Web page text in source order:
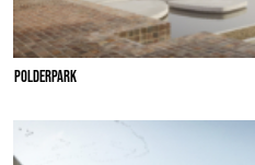
POLDERPARK